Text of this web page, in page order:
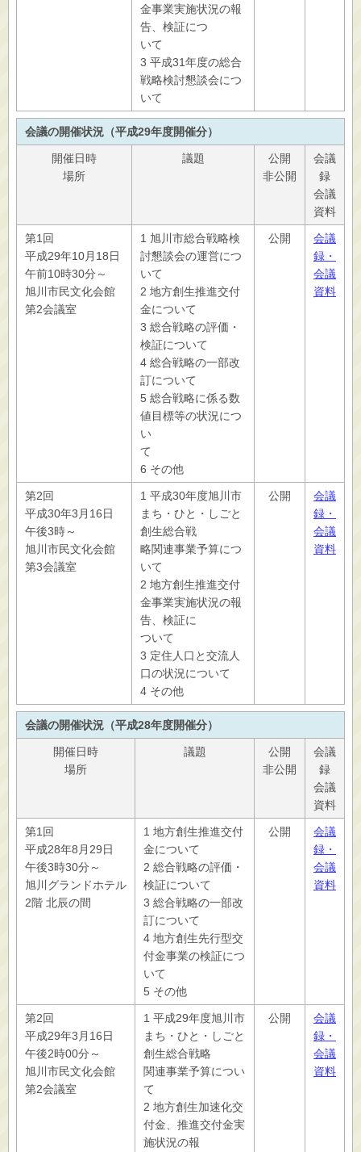
金事業実施状況の報
告、検証につ
いて
3 平成31年度の総合
戦略検討懇談会につ
いて
会議の開催状況（平成29年度開催分）
開催日時
場所
議題
公開
非公開
会議
録
会議
資料
第1回
平成29年10月18日
午前10時30分～
旭川市民文化会館
第2会議室
1 旭川市総合戦略検
討懇談会の運営につ
いて
2 地方創生推進交付
金について
3 総合戦略の評価・
検証について
4 総合戦略の一部改
訂について
5 総合戦略に係る数
値目標等の状況につ
い
て
6 その他
公開
会議
録・
会議
資料
第2回
平成30年3月16日
午後3時～
旭川市民文化会館
第3会議室
1 平成30年度旭川市
まち・ひと・しごと
創生総合戦
略関連事業予算につ
いて
2 地方創生推進交付
金事業実施状況の報
告、検証に
ついて
3 定住人口と交流人
口の状況について
4 その他
公開
会議
録・
会議
資料
会議の開催状況（平成28年度開催分）
開催日時
場所
議題
公開
非公開
会議
録
会議
資料
第1回
平成28年8月29日
午後3時30分～
旭川グランドホテル
2階 北辰の間
1 地方創生推進交付
金について
2 総合戦略の評価・
検証について
3 総合戦略の一部改
訂について
4 地方創生先行型交
付金事業の検証につ
いて
5 その他
公開
会議
録・
会議
資料
第2回
平成29年3月16日
午後2時00分～
旭川市民文化会館
第2会議室
1 平成29年度旭川市
まち・ひと・しごと
創生総合戦略
関連事業予算につい
て
2 地方創生加速化交
付金、推進交付金実
施状況の報
公開
会議
録・
会議
資料